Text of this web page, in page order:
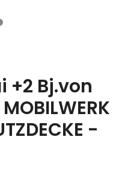
+2 Bj.von
-